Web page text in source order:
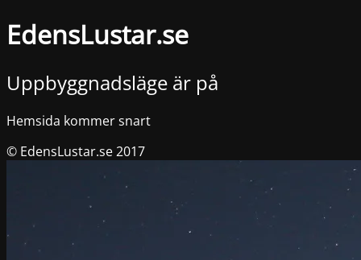
EdensLustar.se
Uppbyggnadsläge är på
Hemsida kommer snart
© EdensLustar.se 2017